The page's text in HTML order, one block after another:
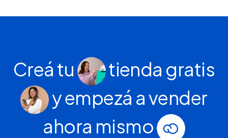
Creá tu
tienda gratis
y empezá a vender
ahora mismo